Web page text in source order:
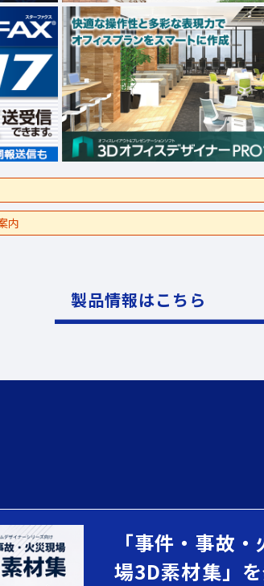
製品情報はこちら
内
「事件・事故
場3D素材集」